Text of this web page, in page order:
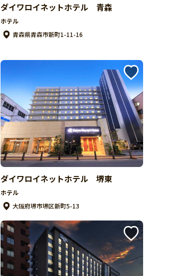
ダイワロイネットホテル 青森
ホテル
青森県青森市新町1-11-16
ダイワロイネットホテル 堺東
ホテル
大阪府堺市堺区新町5-13